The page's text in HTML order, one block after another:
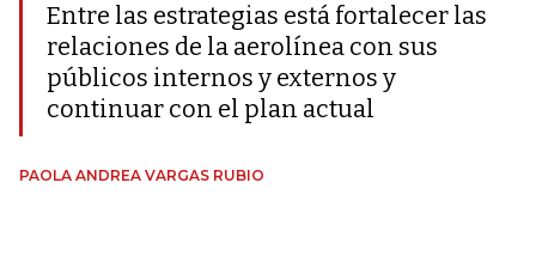
Entre las estrategias está fortalecer las
relaciones de la aerolínea con sus
públicos internos y externos y
continuar con el plan actual
PAOLA ANDREA VARGAS RUBIO